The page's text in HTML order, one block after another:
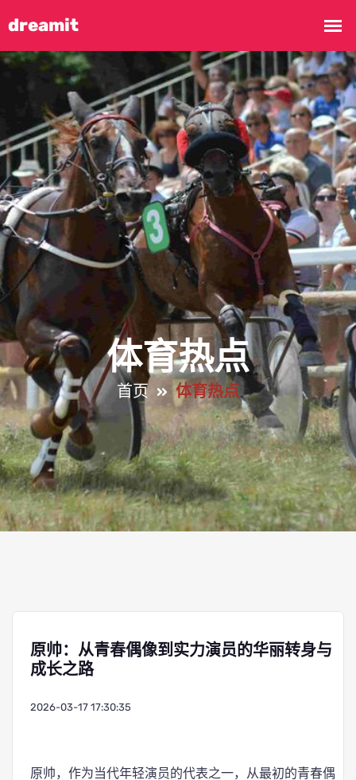
体育热点
首页 体育热点
原帅：从青春偶像到实力演员的华丽转身与
成长之路
2026-03-17 17:30:35
原帅，作为当代年轻演员的代表之一，从最初的青春偶